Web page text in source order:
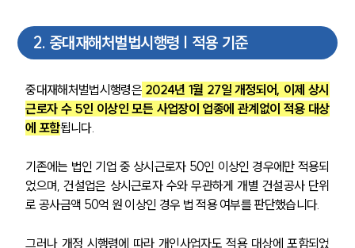
2. 중대재해처벌법시행령 | 적용 기준
중대재해처벌법시행령은 2024년 1월 27일 개정되어, 이제 상시
근로자 수 5인 이상인 모든 사업장이 업종에 관계없이 적용 대상
에 포함됩니다.
기존에는 법인 기업 중 상시근로자 50인 이상인 경우에만 적용되
었으며, 건설업은 상시근로자 수와 무관하게 개별 건설공사 단위
로 공사금액 50억 원 이상인 경우 법 적용 여부를 판단했습니다.
그러나 개정 시행령에 따라 개인사업자도 적용 대상에 포함되었